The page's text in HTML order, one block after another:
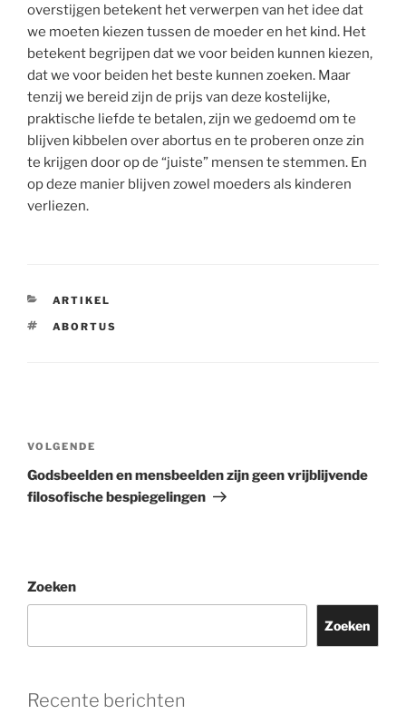
overstijgen betekent het verwerpen van het idee dat
we moeten kiezen tussen de moeder en het kind. Het
betekent begrijpen dat we voor beiden kunnen kiezen,
dat we voor beiden het beste kunnen zoeken. Maar
tenzij we bereid zijn de prijs van deze kostelijke,
praktische liefde te betalen, zijn we gedoemd om te
blijven kibbelen over abortus en te proberen onze zin
te krijgen door op de “juiste” mensen te stemmen. En
op deze manier blijven zowel moeders als kinderen
verliezen.
CATEGORIEËN
ARTIKEL
TAGS
ABORTUS
Volgend
bericht
VOLGENDE
Godsbeelden en mensbeelden zijn geen vrijblijvende
filosofische bespiegelingen
Zoeken
Zoeken
Recente berichten